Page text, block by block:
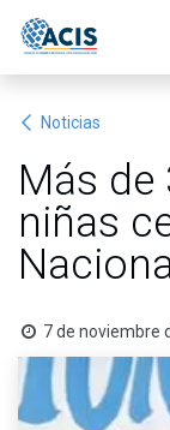
Noticias
Más
niñas
7 de noviembre